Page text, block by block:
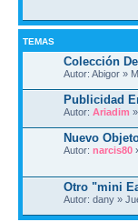
TEMAS
Colección
Autor: Abigor »
Publicidad
Autor: Ariadim
Nuevo
Autor: narcis80
Otro "mini
Autor: dany »